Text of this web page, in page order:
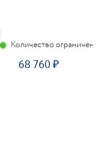
Количество ограничено
68 760